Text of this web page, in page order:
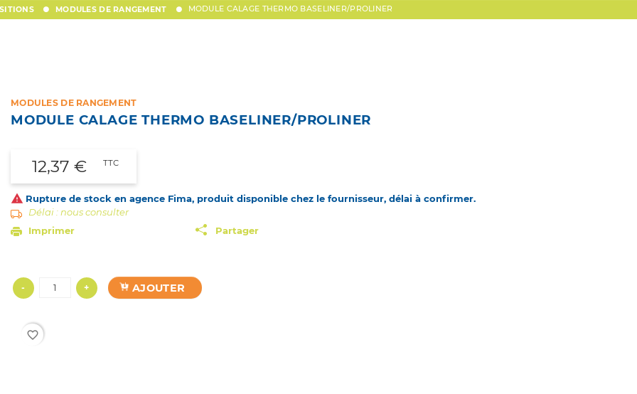
MODULES DE RANGEMENT MODULE CALAGE THERMO BASELINER/PROLINER
MODULES DE RANGEMENT
MODULE CALAGE THERMO BASELINER/PROLINER
12,37 € TTC
 Rupture de stock en agence Fima, produit disponible chez le fournisseur, délai à confirmer.
Délai : nous consulter
Imprimer
Partager
- + AJOUTER
favorite_border